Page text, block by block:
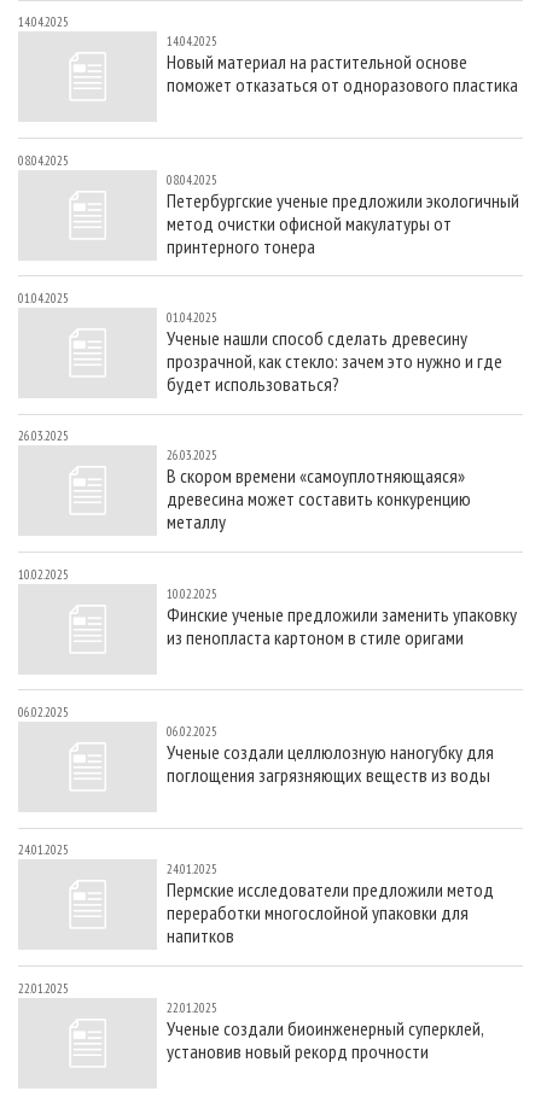
14.04.2025
14.04.2025
Новый материал на растительной основе
поможет отказаться от одноразового пластика
08.04.2025
08.04.2025
Петербургские ученые предложили экологичный
метод очистки офисной макулатуры от
принтерного тонера
01.04.2025
01.04.2025
Ученые нашли способ сделать древесину
прозрачной, как стекло: зачем это нужно и где
будет использоваться?
26.03.2025
26.03.2025
В скором времени «самоуплотняющаяся»
древесина может составить конкуренцию
металлу
10.02.2025
10.02.2025
Финские ученые предложили заменить упаковку
из пенопласта картоном в стиле оригами
06.02.2025
06.02.2025
Ученые создали целлюлозную наногубку для
поглощения загрязняющих веществ из воды
24.01.2025
24.01.2025
Пермские исследователи предложили метод
переработки многослойной упаковки для
напитков
22.01.2025
22.01.2025
Ученые создали биоинженерный суперклей,
установив новый рекорд прочности